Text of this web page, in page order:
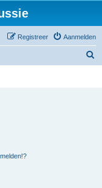
Aanmelden
Registreer